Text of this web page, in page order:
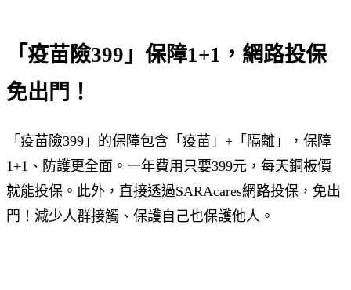
「疫苗險399」保障1+1， 網路投保
免出門！
「 疫苗險399 」的保障包含「疫苗」+「隔離」，保障
1+1、防護更全面。一年費用只要399元，每天銅板價
就能投保。此外，直接透過SARAcares網路投保，免出
門！減少人群接觸、保護自己也保護他人。